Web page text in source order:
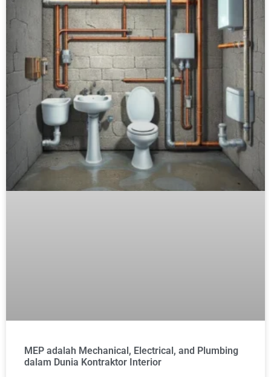
MEP adalah Mechanical, Electrical, and Plumbing
dalam Dunia Kontraktor Interior